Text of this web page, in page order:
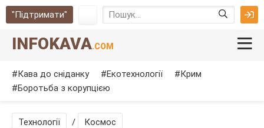
"Підтримати"
INFOKAVA.COM
Кава до сніданку Екотехнології
Крим
Боротьба з корупцією
Технології / Космос